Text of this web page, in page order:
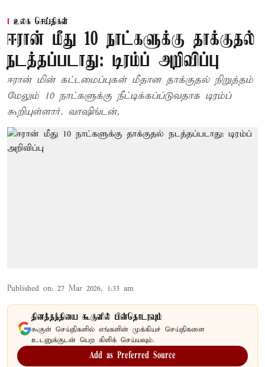
உலக செய்திகள்
ஈரான் மீது 10 நாட்களுக்கு தாக்குதல்
நடத்தப்படாது: டிரம்ப் அறிவிப்பு
ஈரான் மின் கட்டமைப்புகள் மீதான தாக்குதல் நிறுத்தம்
மேலும் 10 நாட்களுக்கு நீட்டிக்கப்ப்டுவதாக டிரம்ப்
கூறியுள்ளார். வாஷிங்டன்,
Published on: 27 Mar 2026, 1:33 am
தினத்தந்தியை கூகுளில் பின்தொடரவும்
கூகுள் செய்திகளில் எங்களின் முக்கியச் செய்திகளை
உடனுக்குடன் பெற கிளிக் செய்யவும்.
Add as Preferred Source